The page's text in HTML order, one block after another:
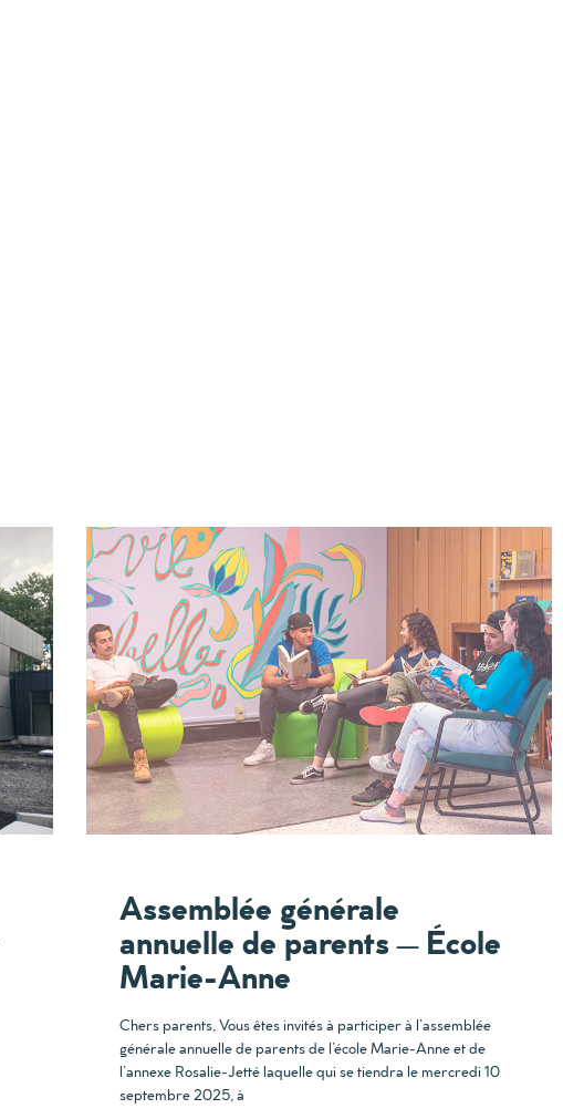
Assemblée générale
annuelle de parents – École
Marie-Anne
Chers parents, Vous êtes invités à participer à l’assemblée
générale annuelle de parents de l’école Marie-Anne et de
l’annexe Rosalie-Jetté laquelle qui se tiendra le mercredi 10
septembre 2025, à